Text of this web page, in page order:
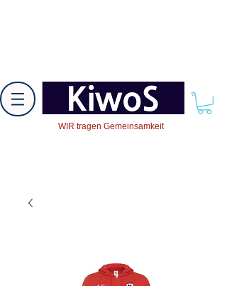
WIR tragen Gemeinsamkeit